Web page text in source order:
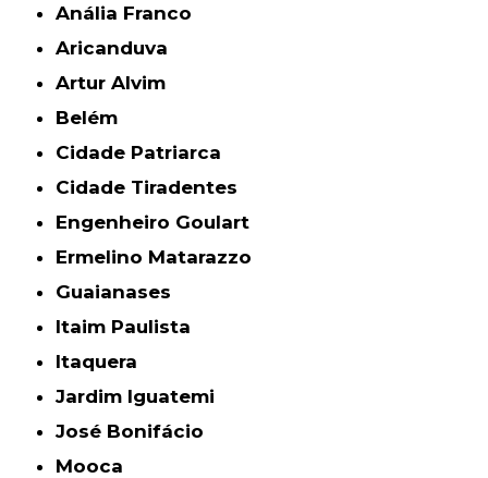
Anália Franco
Aricanduva
Artur Alvim
Belém
Cidade Patriarca
Cidade Tiradentes
Engenheiro Goulart
Ermelino Matarazzo
Guaianases
Itaim Paulista
Itaquera
Jardim Iguatemi
José Bonifácio
Mooca